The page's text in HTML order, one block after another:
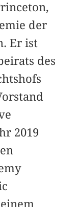
der
Er ist
des
2019